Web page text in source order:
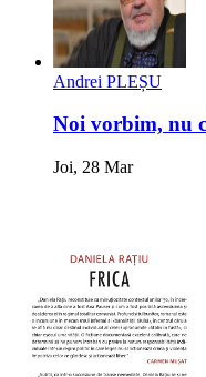
Andrei PLEȘU
Noi vorbim, nu
Joi, 28 Mar